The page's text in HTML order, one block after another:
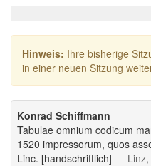
Hinweis: Ihre bisherige
in einer neuen Sitzung
Konrad Schiffmann
Tabulae omnium codicum
1520 impressorum, quos
Linc. [handschriftlich] — Linz,